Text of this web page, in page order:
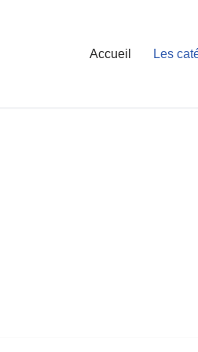
Accueil Les